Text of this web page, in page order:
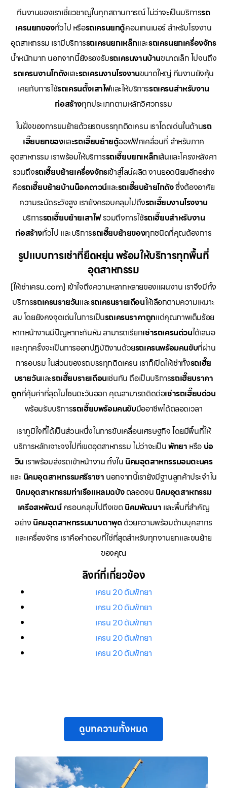
ทีมงานของเราเชี่ยวชาญในทุกสถานการณ์ ไม่ว่าจะเป็นบริการรถ
เครนยกของทั่วไป หรือรถเครนยกตู้คอนเทนเนอร์ สำหรับโรงงาน
อุตสาหกรรม เรามีบริการรถเครนยกเหล็กและรถเครนยกเครื่องจักร
น้ำหนักมาก นอกจากนี้ยังรองรับรถเครนงานบ้านขนาดเล็ก ไปจนถึง
รถเครนงานโกดังและรถเครนงานโรงงานขนาดใหญ่ ทีมงานยังคุ้น
เคยกับการใช้รถเครนตั้งเสาไฟและให้บริการรถเครนสำหรับงาน
ก่อสร้างทุกประเภทตามหลักวิศวกรรม
ในฝั่งของการขนย้ายด้วยรถบรรทุกติดเครน เราโดดเด่นในด้านรถ
เฮี๊ยบยกของและรถเฮี๊ยบย้ายตู้ออฟฟิศเคลื่อนที่ สำหรับภาค
อุตสาหกรรม เราพร้อมให้บริการรถเฮี๊ยบยกเหล็กเส้นและโครงหลังคา
รวมถึงรถเฮี๊ยบย้ายเครื่องจักรเข้าสู่ไลน์ผลิต งานยอดนิยมอีกอย่าง
คือรถเฮี๊ยบย้ายบ้านน็อคดาวน์และรถเฮี๊ยบย้ายโกดังซึ่งต้องอาศัย
ความระมัดระวังสูง เรายังครอบคลุมไปถึงรถเฮี๊ยบงานโรงงาน
บริการรถเฮี๊ยบย้ายเสาไฟรวมถึงการใช้รถเฮี๊ยบสำหรับงาน
ก่อสร้างทั่วไป และบริการรถเฮี๊ยบย้ายของทุกชนิดที่คุณต้องการ
รูปแบบการเช่าที่ยืดหยุ่น พร้อมให้บริการทุกพื้นที่
อุตสาหกรรม
[ให้เช่าเครน.com] เข้าใจถึงความหลากหลายของแผนงาน เราจึงมีทั้ง
บริการรถเครนรายวันและรถเครนรายเดือนให้เลือกตามความเหมาะ
สม โดยยังคงจุดเด่นในการเป็นรถเครนราคาถูกแต่คุณภาพเต็มร้อย
หากหน้างานมีปัญหากะทันหัน สามารถเรียกเช่ารถเครนด่วนได้เสมอ
และทุกครั้งจะเป็นการออกปฏิบัติงานด้วยรถเครนพร้อมคนขับที่ผ่าน
การอบรม ในส่วนของรถบรรทุกติดเครน เราก็เปิดให้เช่าทั้งรถเฮี๊ย
บรายวันและรถเฮี๊ยบรายเดือนเช่นกัน ถือเป็นบริการรถเฮี๊ยบราคา
ถูกที่คุ้มค่าที่สุดในโซนตะวันออก คุณสามารถติดต่อเช่ารถเฮี๊ยบด่วน
พร้อมรับบริการรถเฮี๊ยบพร้อมคนขับมืออาชีพได้ตลอดเวลา
เราภูมิใจที่ได้เป็นส่วนหนึ่งในการขับเคลื่อนเศรษฐกิจ โดยมีพื้นที่ให้
บริการหลักเจาะจงไปที่เขตอุตสาหกรรม ไม่ว่าจะเป็นพัทยา หรือ บ่อ
วิน เราพร้อมส่งรถเข้าหน้างาน ทั้งใน นิคมอุตสาหกรรมอมตะนคร
และ นิคมอุตสาหกรรมศรีราชา นอกจากนี้เรายังมีฐานลูกค้าประจำใน
นิคมอุตสาหกรรมท่าเรือแหลมฉบังตลอดจน นิคมอุตสาหกรรม
เครือสหพัฒน์ครอบคลุมไปถึงเขต นิคมพัฒนา และพื้นที่สำคัญ
อย่าง นิคมอุตสาหกรรมมาบตาพุดด้วยความพร้อมด้านบุคลากร
และเครื่องจักร เราคือคำตอบที่ใช่ที่สุดสำหรับทุกงานยกและขนย้าย
ของคุณ
ลิงก์ที่เกี่ยวข้อง
เครน 20 ตันพัทยา
เครน 20 ตันพัทยา
เครน 20 ตันพัทยา
เครน 20 ตันพัทยา
เครน 20 ตันพัทยา
ดูบทความทั้งหมด